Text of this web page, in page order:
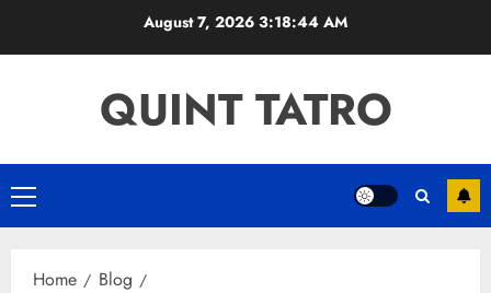
August 7, 20263:18:45 AM
QUINT TATRO
Primary
Menu
Home
Blog